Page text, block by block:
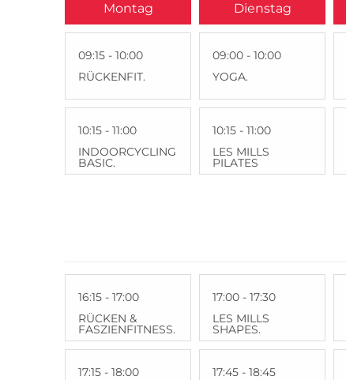
Montag
09:15 - 10:00
RÜCKENFIT.
10:15 - 11:00
INDOORCYCLING
BASIC.
Dienstag
09:00 - 10:00
YOGA.
10:15 - 11:00
LES MILLS
PILATES
16:15 - 17:00
RÜCKEN &
FASZIENFITNESS.
17:15 - 18:00
17:00 - 17:30
LES MILLS
SHAPES.
17:45 - 18:45